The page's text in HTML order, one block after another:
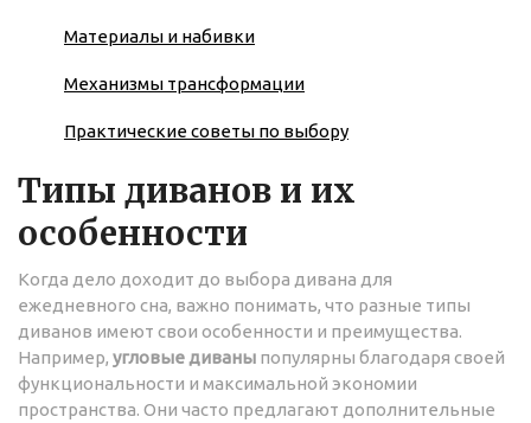
Материалы и набивки
Механизмы трансформации
Практические советы по выбору
Типы диванов и их
особенности
Когда дело доходит до выбора дивана для
ежедневного сна, важно понимать, что разные типы
диванов имеют свои особенности и преимущества.
Например, угловые диваны популярны благодаря своей
функциональности и максимальной экономии
пространства. Они часто предлагают дополнительные